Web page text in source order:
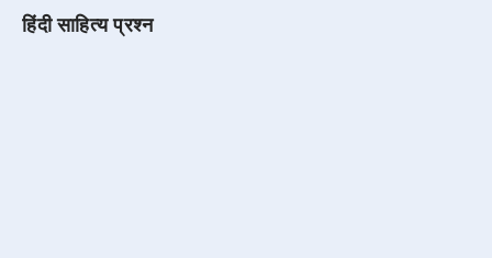
हिंदी साहित्य प्रश्न